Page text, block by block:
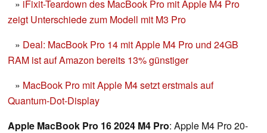
» iFixit-Teardown des MacBook Pro mit Apple M4 Pro
zeigt Unterschiede zum Modell mit M3 Pro
» Deal: MacBook Pro 14 mit Apple M4 Pro und 24GB
RAM ist auf Amazon bereits 13% günstiger
» MacBook Pro mit Apple M4 setzt erstmals auf
Quantum-Dot-Display
Apple MacBook Pro 16 2024 M4 Pro: Apple M4 Pro 20-